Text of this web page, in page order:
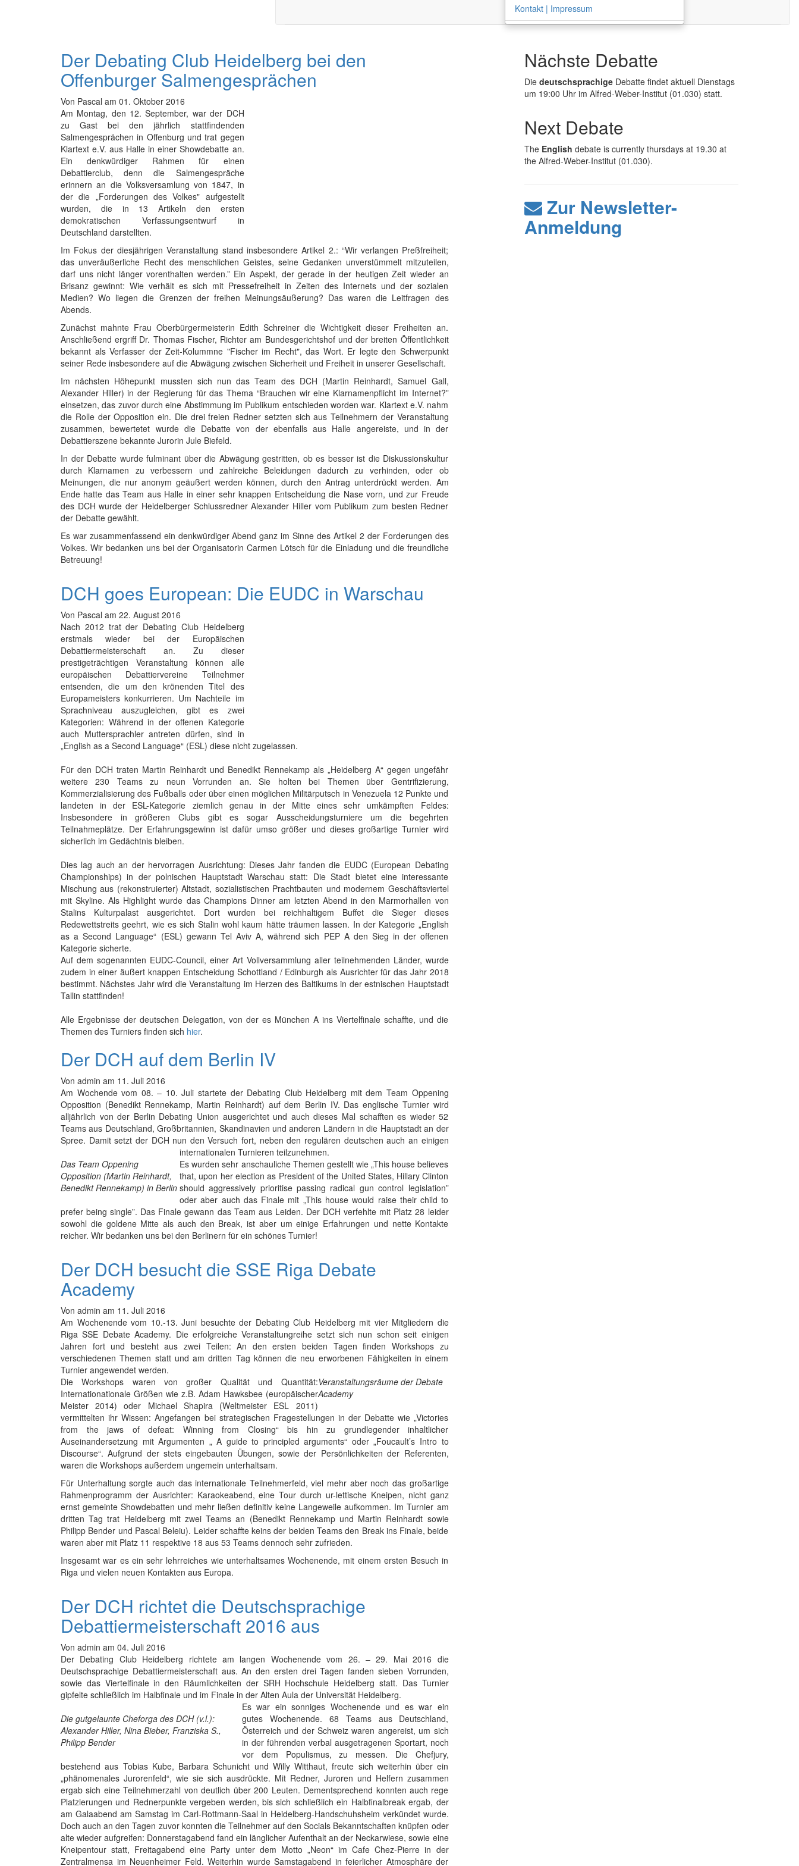
Kontakt | Impressum
Der Debating Club Heidelberg bei den
Offenburger Salmengesprächen
Von Pascal am 01. Oktober 2016
Am Montag, den 12. September, war der DCH
zu Gast bei den jährlich stattfindenden
Salmengesprächen in Offenburg und trat gegen
Klartext e.V. aus Halle in einer Showdebatte an.
Ein denkwürdiger Rahmen für einen
Debattierclub, denn die Salmengespräche
erinnern an die Volksversamlung von 1847, in
der die „Forderungen des Volkes" aufgestellt
wurden, die in 13 Artikeln den ersten
demokratischen Verfassungsentwurf in
Deutschland darstellten.
Im Fokus der diesjährigen Veranstaltung stand insbesondere Artikel 2.: “Wir verlangen Preßfreiheit;
das unveräußerliche Recht des menschlichen Geistes, seine Gedanken unverstümmelt mitzuteilen,
darf uns nicht länger vorenthalten werden.” Ein Aspekt, der gerade in der heutigen Zeit wieder an
Brisanz gewinnt: Wie verhält es sich mit Pressefreiheit in Zeiten des Internets und der sozialen
Medien? Wo liegen die Grenzen der freihen Meinungsäußerung? Das waren die Leitfragen des
Abends.
Zunächst mahnte Frau Oberbürgermeisterin Edith Schreiner die Wichtigkeit dieser Freiheiten an.
Anschließend ergriff Dr. Thomas Fischer, Richter am Bundesgerichtshof und der breiten Öffentlichkeit
bekannt als Verfasser der Zeit-Kolummne "Fischer im Recht", das Wort. Er legte den Schwerpunkt
seiner Rede insbesondere auf die Abwägung zwischen Sicherheit und Freiheit in unserer Gesellschaft.
Im nächsten Höhepunkt mussten sich nun das Team des DCH (Martin Reinhardt, Samuel Gall,
Alexander Hiller) in der Regierung für das Thema “Brauchen wir eine Klarnamenpflicht im Internet?”
einsetzen, das zuvor durch eine Abstimmung im Publikum entschieden worden war. Klartext e.V. nahm
die Rolle der Opposition ein. Die drei freien Redner setzten sich aus Teilnehmern der Veranstaltung
zusammen, bewertetet wurde die Debatte von der ebenfalls aus Halle angereiste, und in der
Debattierszene bekannte Jurorin Jule Biefeld.
In der Debatte wurde fulminant über die Abwägung gestritten, ob es besser ist die Diskussionskultur
durch Klarnamen zu verbessern und zahlreiche Beleidungen dadurch zu verhinden, oder ob
Meinungen, die nur anonym geäußert werden können, durch den Antrag unterdrückt werden. Am
Ende hatte das Team aus Halle in einer sehr knappen Entscheidung die Nase vorn, und zur Freude
des DCH wurde der Heidelberger Schlussredner Alexander Hiller vom Publikum zum besten Redner
der Debatte gewählt.
Es war zusammenfassend ein denkwürdiger Abend ganz im Sinne des Artikel 2 der Forderungen des
Volkes. Wir bedanken uns bei der Organisatorin Carmen Lötsch für die Einladung und die freundliche
Betreuung!
DCH goes European: Die EUDC in Warschau
Von Pascal am 22. August 2016
Nach 2012 trat der Debating Club Heidelberg
erstmals wieder bei der Europäischen
Debattiermeisterschaft an. Zu dieser
prestigeträchtigen Veranstaltung können alle
europäischen Debattiervereine Teilnehmer
entsenden, die um den krönenden Titel des
Europameisters konkurrieren. Um Nachteile im
Sprachniveau auszugleichen, gibt es zwei
Kategorien: Während in der offenen Kategorie
auch Muttersprachler antreten dürfen, sind in
„English as a Second Language“ (ESL) diese nicht zugelassen.
Für den DCH traten Martin Reinhardt und Benedikt Rennekamp als „Heidelberg A“ gegen ungefähr
weitere 230 Teams zu neun Vorrunden an. Sie holten bei Themen über Gentrifizierung,
Kommerzialisierung des Fußballs oder über einen möglichen Militärputsch in Venezuela 12 Punkte und
landeten in der ESL-Kategorie ziemlich genau in der Mitte eines sehr umkämpften Feldes:
Insbesondere in größeren Clubs gibt es sogar Ausscheidungsturniere um die begehrten
Teilnahmeplätze. Der Erfahrungsgewinn ist dafür umso größer und dieses großartige Turnier wird
sicherlich im Gedächtnis bleiben.
Dies lag auch an der hervorragen Ausrichtung: Dieses Jahr fanden die EUDC (European Debating
Championships) in der polnischen Hauptstadt Warschau statt: Die Stadt bietet eine interessante
Mischung aus (rekonstruierter) Altstadt, sozialistischen Prachtbauten und modernem Geschäftsviertel
mit Skyline. Als Highlight wurde das Champions Dinner am letzten Abend in den Marmorhallen von
Stalins Kulturpalast ausgerichtet. Dort wurden bei reichhaltigem Buffet die Sieger dieses
Redewettstreits geehrt, wie es sich Stalin wohl kaum hätte träumen lassen. In der Kategorie „English
as a Second Language“ (ESL) gewann Tel Aviv A, während sich PEP A den Sieg in der offenen
Kategorie sicherte.
Auf dem sogenannten EUDC-Council, einer Art Vollversammlung aller teilnehmenden Länder, wurde
zudem in einer äußert knappen Entscheidung Schottland / Edinburgh als Ausrichter für das Jahr 2018
bestimmt. Nächstes Jahr wird die Veranstaltung im Herzen des Baltikums in der estnischen Hauptstadt
Tallin stattfinden!
Alle Ergebnisse der deutschen Delegation, von der es München A ins Viertelfinale schaffte, und die
Themen des Turniers finden sich hier.
Der DCH auf dem Berlin IV
Von admin am 11. Juli 2016
Am Wochende vom 08. – 10. Juli startete der Debating Club Heidelberg mit dem Team Oppening
Opposition (Benedikt Rennekamp, Martin Reinhardt) auf dem Berlin IV. Das englische Turnier wird
alljährlich von der Berlin Debating Union ausgerichtet und auch dieses Mal schafften es wieder 52
Teams aus Deutschland, Großbritannien, Skandinavien und anderen Ländern in die Hauptstadt an der
Spree. Damit setzt der DCH nun den Versuch fort, neben den regulären deutschen auch an einigen
internationalen Turnieren teilzunehmen.
Das Team Oppening
Opposition (Martin Reinhardt,
Benedikt Rennekamp) in Berlin
Es wurden sehr anschauliche Themen gestellt wie „This house believes
that, upon her election as President of the United States, Hillary Clinton
should aggressively prioritise passing radical gun control legislation”
oder aber auch das Finale mit „This house would raise their child to
prefer being single”. Das Finale gewann das Team aus Leiden. Der DCH verfehlte mit Platz 28 leider
sowohl die goldene Mitte als auch den Break, ist aber um einige Erfahrungen und nette Kontakte
reicher. Wir bedanken uns bei den Berlinern für ein schönes Turnier!
Der DCH besucht die SSE Riga Debate
Academy
Von admin am 11. Juli 2016
Am Wochenende vom 10.-13. Juni besuchte der Debating Club Heidelberg mit vier Mitgliedern die
Riga SSE Debate Academy. Die erfolgreiche Veranstaltungreihe setzt sich nun schon seit einigen
Jahren fort und besteht aus zwei Teilen: An den ersten beiden Tagen finden Workshops zu
verschiedenen Themen statt und am dritten Tag können die neu erworbenen Fähigkeiten in einem
Turnier angewendet werden.
Veranstaltungsräume der Debate
Academy
Die Workshops waren von großer Qualität und Quantität:
Internationationale Größen wie z.B. Adam Hawksbee (europäischer
Meister 2014) oder Michael Shapira (Weltmeister ESL 2011)
vermittelten ihr Wissen: Angefangen bei strategischen Fragestellungen in der Debatte wie „Victories
from the jaws of defeat: Winning from Closing“ bis hin zu grundlegender inhaltlicher
Auseinandersetzung mit Argumenten „ A guide to principled arguments“ oder „Foucault’s Intro to
Discourse“. Aufgrund der stets eingebauten Übungen, sowie der Persönlichkeiten der Referenten,
waren die Workshops außerdem ungemein unterhaltsam.
Für Unterhaltung sorgte auch das internationale Teilnehmerfeld, viel mehr aber noch das großartige
Rahmenprogramm der Ausrichter: Karaokeabend, eine Tour durch ur-lettische Kneipen, nicht ganz
ernst gemeinte Showdebatten und mehr ließen definitiv keine Langeweile aufkommen. Im Turnier am
dritten Tag trat Heidelberg mit zwei Teams an (Benedikt Rennekamp und Martin Reinhardt sowie
Philipp Bender und Pascal Beleiu). Leider schaffte keins der beiden Teams den Break ins Finale, beide
waren aber mit Platz 11 respektive 18 aus 53 Teams dennoch sehr zufrieden.
Insgesamt war es ein sehr lehrreiches wie unterhaltsames Wochenende, mit einem ersten Besuch in
Riga und vielen neuen Kontakten aus Europa.
Der DCH richtet die Deutschsprachige
Debattiermeisterschaft 2016 aus
Von admin am 04. Juli 2016
Der Debating Club Heidelberg richtete am langen Wochenende vom 26. – 29. Mai 2016 die
Deutschsprachige Debattiermeisterschaft aus. An den ersten drei Tagen fanden sieben Vorrunden,
sowie das Viertelfinale in den Räumlichkeiten der SRH Hochschule Heidelberg statt. Das Turnier
gipfelte schließlich im Halbfinale und im Finale in der Alten Aula der Universität Heidelberg.
Die gutgelaunte Cheforga des DCH (v.l.):
Alexander Hiller, Nina Bieber, Franziska S.,
Philipp Bender
Es war ein sonniges Wochenende und es war ein
gutes Wochenende. 68 Teams aus Deutschland,
Österreich und der Schweiz waren angereist, um sich
in der führenden verbal ausgetragenen Sportart, noch
vor dem Populismus, zu messen. Die Chefjury,
bestehend aus Tobias Kube, Barbara Schunicht und Willy Witthaut, freute sich weiterhin über ein
„phänomenales Jurorenfeld“, wie sie sich ausdrückte. Mit Redner, Juroren und Helfern zusammen
ergab sich eine Teilnehmerzahl von deutlich über 200 Leuten. Dementsprechend konnten auch rege
Platzierungen und Rednerpunkte vergeben werden, bis sich schließlich ein Halbfinalbreak ergab, der
am Galaabend am Samstag im Carl-Rottmann-Saal in Heidelberg-Handschuhsheim verkündet wurde.
Doch auch an den Tagen zuvor konnten die Teilnehmer auf den Socials Bekanntschaften knüpfen oder
alte wieder aufgreifen: Donnerstagabend fand ein länglicher Aufenthalt an der Neckarwiese, sowie eine
Kneipentour statt, Freitagabend eine Party unter dem Motto „Neon“ im Cafe Chez-Pierre in der
Zentralmensa im Neuenheimer Feld. Weiterhin wurde Samstagabend in feierlicher Atmosphäre der
Nächste Debatte
Die deutschsprachige Debatte findet aktuell Dienstags
um 19:00 Uhr im Alfred-Weber-Institut (01.030) statt.
Next Debate
The English debate is currently thursdays at 19.30 at
the Alfred-Weber-Institut (01.030).
Zur Newsletter-
Anmeldung